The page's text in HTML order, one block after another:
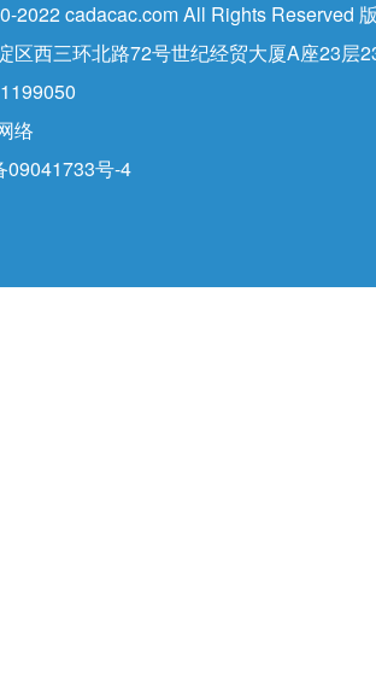
2022 cadacac.com All Rights Reserved
区西三环北路72号世纪经贸大厦A座23层
络
09041733号-4